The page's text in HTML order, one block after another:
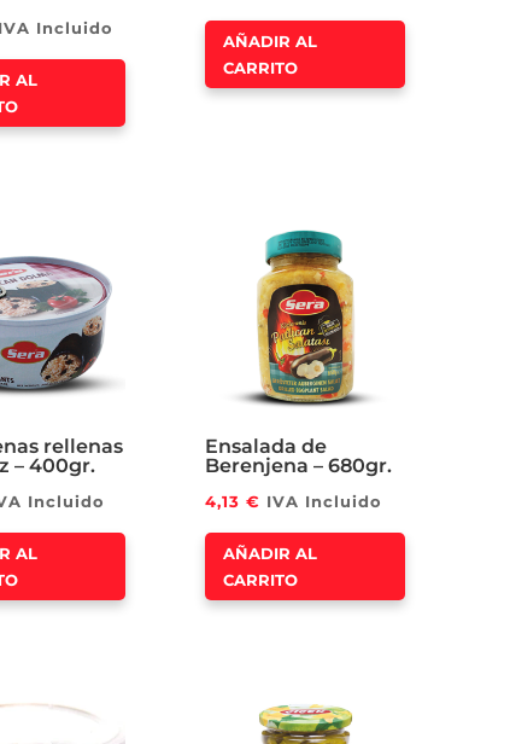
IVA Incluido
AL
AÑADIR AL
CARRITO
rellenas
– 400gr.
Incluido
AL
Ensalada de
Berenjena – 680gr.
4,13€ IVA Incluido
AÑADIR AL
CARRITO